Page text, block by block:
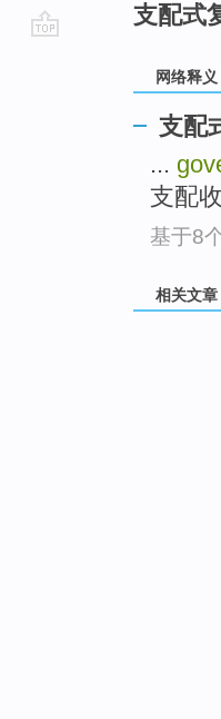
支配式
网络释义
支配
...
支配
基于8
相关文章